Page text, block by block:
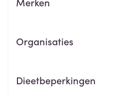
Organisaties
Dieetbeperkingen